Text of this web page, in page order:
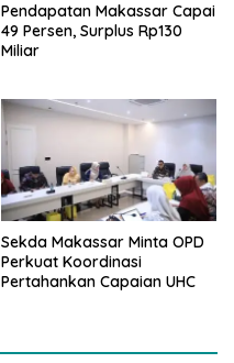
Pendapatan Makassar Capai
49 Persen, Surplus Rp130
Miliar
Sekda Makassar Minta OPD
Perkuat Koordinasi
Pertahankan Capaian UHC